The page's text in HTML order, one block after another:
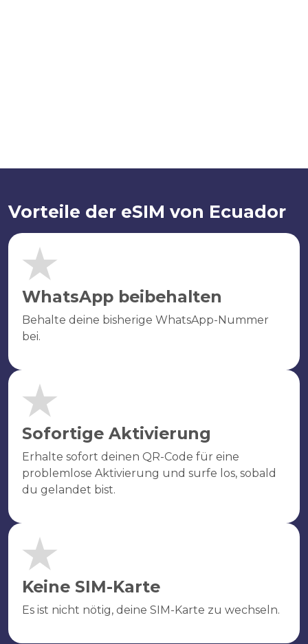
Vorteile der eSIM von Ecuador
WhatsApp beibehalten
Behalte deine bisherige WhatsApp-Nummer
bei.
Sofortige Aktivierung
Erhalte sofort deinen QR-Code für eine
problemlose Aktivierung und surfe los, sobald
du gelandet bist.
Keine SIM-Karte
Es ist nicht nötig, deine SIM-Karte zu wechseln.